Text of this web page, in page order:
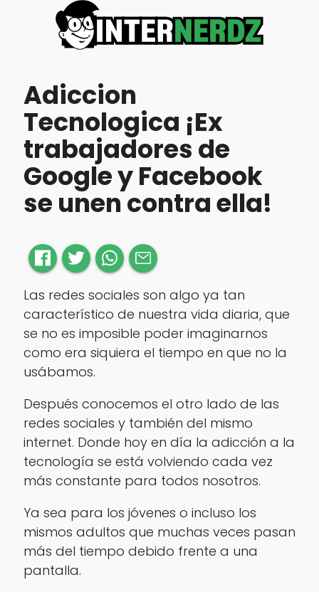
Adiccion
Tecnologica ¡Ex
trabajadores de
Google y Facebook
se unen contra ella!
Las redes sociales son algo ya tan
característico de nuestra vida diaria, que
se no es imposible poder imaginarnos
como era siquiera el tiempo en que no la
usábamos.
Después conocemos el otro lado de las
redes sociales y también del mismo
internet. Donde hoy en día la adicción a la
tecnología se está volviendo cada vez
más constante para todos nosotros.
Ya sea para los jóvenes o incluso los
mismos adultos que muchas veces pasan
más del tiempo debido frente a una
pantalla.